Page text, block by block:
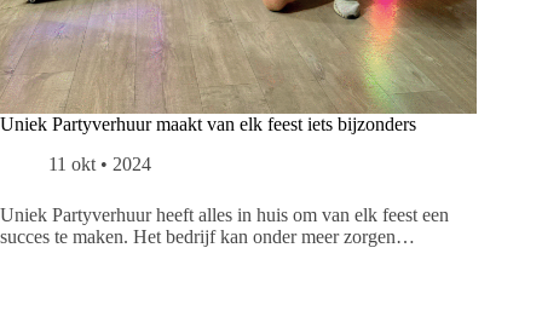
Uniek Partyverhuur maakt van elk feest iets bijzonders
11 okt • 2024
Uniek Partyverhuur heeft alles in huis om van elk feest een
succes te maken. Het bedrijf kan onder meer zorgen…